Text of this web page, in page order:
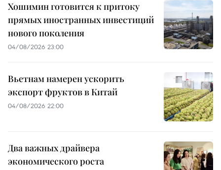
Хошимин готовится к притоку
прямых иностранных инвестиций
нового поколения
04/08/2026 23:00
Вьетнам намерен ускорить
экспорт фруктов в Китай
04/08/2026 22:00
Два важных драйвера
экономического роста